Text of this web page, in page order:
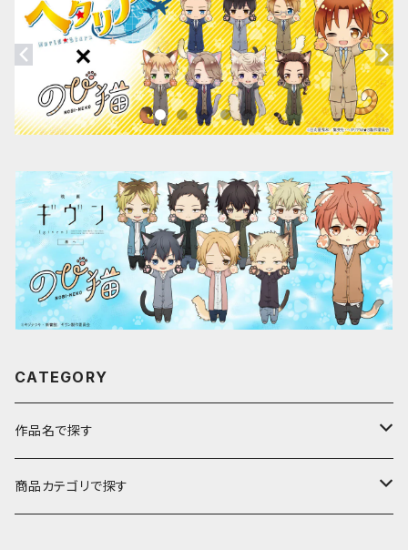
CATEGORY
作品名で探す
ア行
商品カテゴリで探す